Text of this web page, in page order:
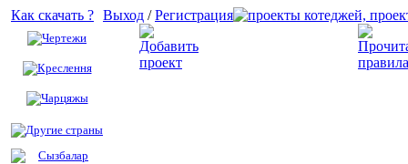
Как скачать ?
Чертежи
Креслення
Чарцяжы
Другие страны
Сызбалар
Выход /Регистрация